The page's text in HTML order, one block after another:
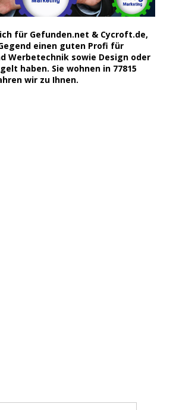
für Gefunden.net & Cycroft.de,
einen guten Profi für
Werbetechnik sowie Design oder
haben. Sie wohnen in 77815
wir zu Ihnen.